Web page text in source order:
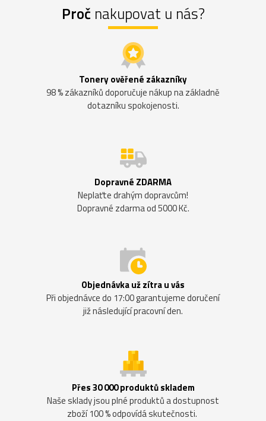
Proč nakupovat u nás?
Tonery ověřené zákazníky
98 % zákazníků doporučuje nákup na základně
dotazníku spokojenosti.
Dopravné ZDARMA
Neplaťte drahým dopravcům!
Dopravné zdarma od 5000 Kč.
Objednávka už zítra u vás
Při objednávce do 17:00 garantujeme doručení
již následující pracovní den.
Přes 30 000 produktů skladem
Naše sklady jsou plné produktů a dostupnost
zboží 100 % odpovídá skutečnosti.